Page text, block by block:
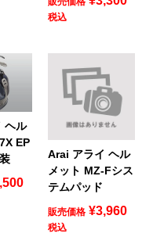
税込
ヘル
EP
Arai アライ ヘル
メット MZ-Fシス
テムパッド
販売価格 ¥3,960
税込